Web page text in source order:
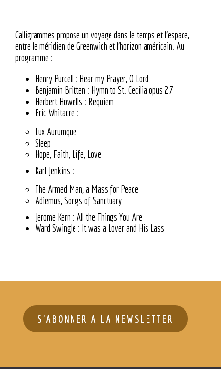
Calligrammes propose un voyage dans le temps et l’espace,
entre le méridien de Greenwich et l’horizon américain. Au
programme :
Henry Purcell : Hear my Prayer, O Lord
Benjamin Britten : Hymn to St. Cecilia opus 27
Herbert Howells : Requiem
Eric Whitacre :
Lux Aurumque
Sleep
Hope, Faith, Life, Love
Karl Jenkins :
The Armed Man, a Mass for Peace
Adiemus, Songs of Sanctuary
Jerome Kern : All the Things You Are
Ward Swingle : It was a Lover and His Lass
S'ABONNER A LA NEWSLETTER